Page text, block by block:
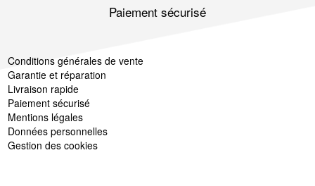
Paiement sécurisé
Conditions générales de vente
Garantie et réparation
Livraison rapide
Paiement sécurisé
Mentions légales
Données personnelles
Gestion des cookies